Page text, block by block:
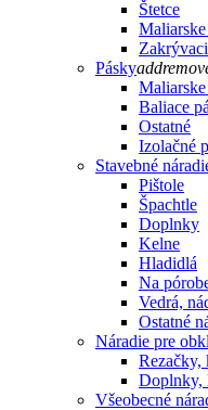
Štetce
Páskyadd
Baliace
Ostatné
Izolačné
Stavebné
Pištole
Špachtle
Doplnky
Kelne
Hladidlá
Na
Vedrá,
Ostatné
Náradie pre
Rezačky,
Doplnky,
Všeobecné